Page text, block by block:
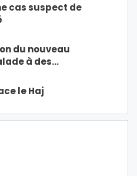
cas suspect de
du nouveau
à des…
le Haj